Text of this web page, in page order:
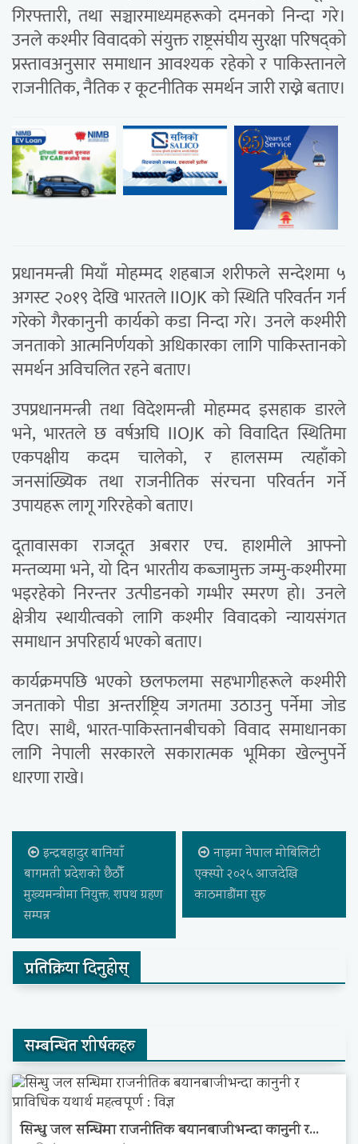
गिरफ्तारी, तथा सञ्चारमाध्यमहरूको दमनको निन्दा गरे।
उनले कश्मीर विवादको संयुक्त राष्ट्रसंघीय सुरक्षा परिषद्को
प्रस्तावअनुसार समाधान आवश्यक रहेको र पाकिस्तानले
राजनीतिक, नैतिक र कूटनीतिक समर्थन जारी राख्ने बताए।
प्रधानमन्त्री मियाँ मोहम्मद शहबाज शरीफले सन्देशमा ५
अगस्ट २०१९ देखि भारतले IIOJK को स्थिति परिवर्तन गर्न
गरेको गैरकानुनी कार्यको कडा निन्दा गरे। उनले कश्मीरी
जनताको आत्मनिर्णयको अधिकारका लागि पाकिस्तानको
समर्थन अविचलित रहने बताए।
उपप्रधानमन्त्री तथा विदेशमन्त्री मोहम्मद इसहाक डारले
भने, भारतले छ वर्षअघि IIOJK को विवादित स्थितिमा
एकपक्षीय कदम चालेको, र हालसम्म त्यहाँको
जनसांख्यिक तथा राजनीतिक संरचना परिवर्तन गर्ने
उपायहरू लागू गरिरहेको बताए।
दूतावासका राजदूत अबरार एच. हाशमीले आफ्नो
मन्तव्यमा भने, यो दिन भारतीय कब्जामुक्त जम्मु-कश्मीरमा
भइरहेको निरन्तर उत्पीडनको गम्भीर स्मरण हो। उनले
क्षेत्रीय स्थायीत्वको लागि कश्मीर विवादको न्यायसंगत
समाधान अपरिहार्य भएको बताए।
कार्यक्रमपछि भएको छलफलमा सहभागीहरूले कश्मीरी
जनताको पीडा अन्तर्राष्ट्रिय जगतमा उठाउनु पर्नेमा जोड
दिए। साथै, भारत-पाकिस्तानबीचको विवाद समाधानका
लागि नेपाली सरकारले सकारात्मक भूमिका खेल्नुपर्ने
धारणा राखे।
इन्द्रबहादुर बानियाँ
बागमती प्रदेशको छैठौँ
मुख्यमन्त्रीमा नियुक्त, शपथ ग्रहण
सम्पन्न
नाइमा नेपाल मोबिलिटी
एक्स्पो २०२५ आजदेखि
काठमाडौंमा सुरु
प्रतिक्रिया दिनुहोस्
सम्बन्धित शीर्षकहरु
सिन्धु जल सन्धिमा राजनीतिक बयानबाजीभन्दा कानुनी र...